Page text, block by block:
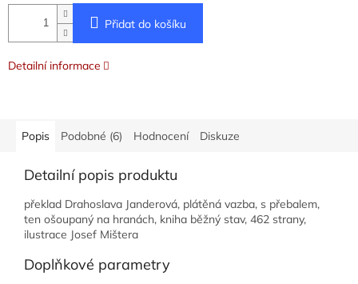
Přidat do košíku
Detailní informace
Popis Podobné (6) Hodnocení Diskuze
Detailní popis produktu
překlad Drahoslava Janderová, plátěná vazba, s přebalem,
ten ošoupaný na hranách, kniha běžný stav, 462 strany,
ilustrace Josef Mištera
Doplňkové parametry